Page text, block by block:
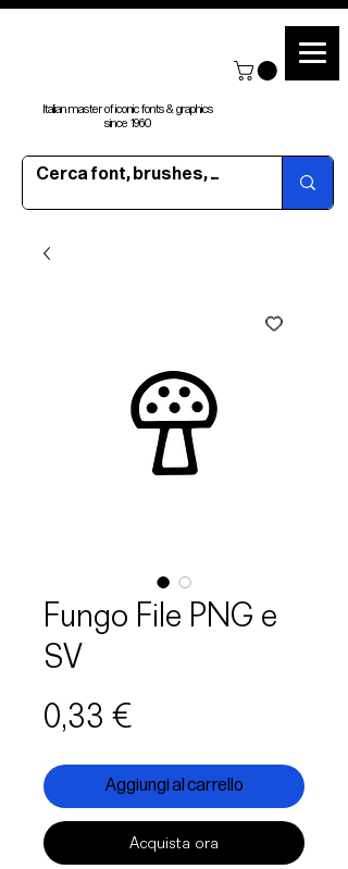
Italian master of iconic fonts & graphics
since 1960
Fungo File PNG e
SV
0,33 €
Aggiungi al carrello
Acquista ora